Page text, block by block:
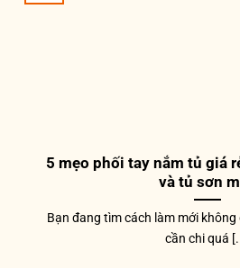
5 mẹo phối tay nắm tủ giá
và tủ sơn
Bạn đang tìm cách làm mới
cần chi quá